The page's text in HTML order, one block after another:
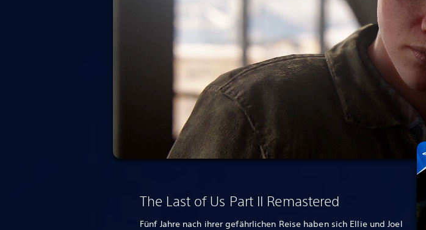
The Last of Us Part II Remastered
Fünf Jahre nach ihrer gefährlichen Reise haben sich Ellie und Joel